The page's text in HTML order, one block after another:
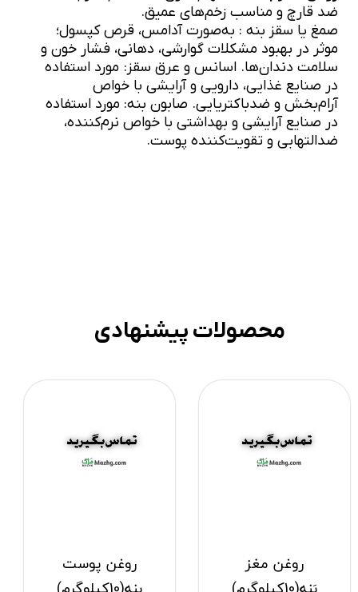
ضد قارچ و مناسب زخم‌های عمیق.
صمغ یا سقز بنه : به‌صورت آدامس، قرص کپسول؛
موثر در بهبود مشکلات گوارشی، دهانی، فشار خون و
سلامت دندان‌ها. اسانس و عرق سقز: مورد استفاده
در صنایع غذایی، دارویی و آرایشی با خواص
آرام‌بخش و ضدباکتریایی. صابون بنه: مورد استفاده
در صنایع آرایشی و بهداشتی با خواص نرم‌کننده،
ضدالتهابی و تقویت‌کننده پوست.
روغن مغز
روغن پوست
محصولات پیشنهادی